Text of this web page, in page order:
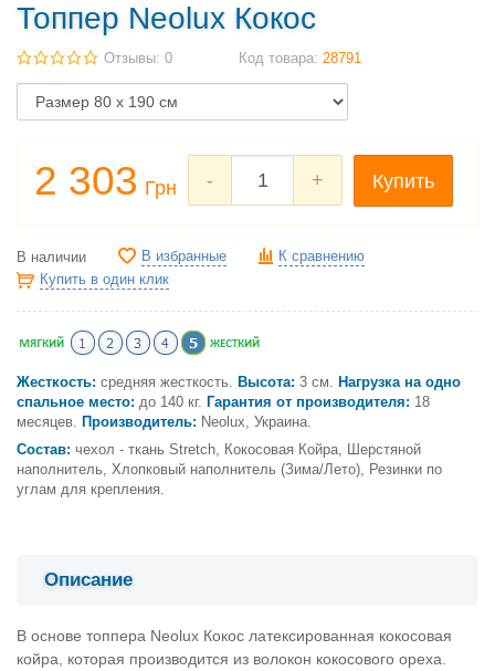
Топпер Neolux Кокос
Отзывы: 0 Код товара: 28791
2 303 Грн - + Купить
В наличии В избранные
К сравнению
Купить в один клик
Жесткость: средняя жесткость. Высота: 3 см.
Нагрузка на одно
спальное место: до 140 кг. Гарантия от производителя: 18
месяцев.
Производитель: Neolux, Украина.
Состав: чехол - ткань Stretch, Кокосовая Койра, Шерстяной
наполнитель, Хлопковый наполнитель (Зима/Лето), Резинки по
углам для крепления.
Описание
В основе топпера Neolux Кокос латексированная кокосовая
койра, которая производится из волокон кокосового ореха.